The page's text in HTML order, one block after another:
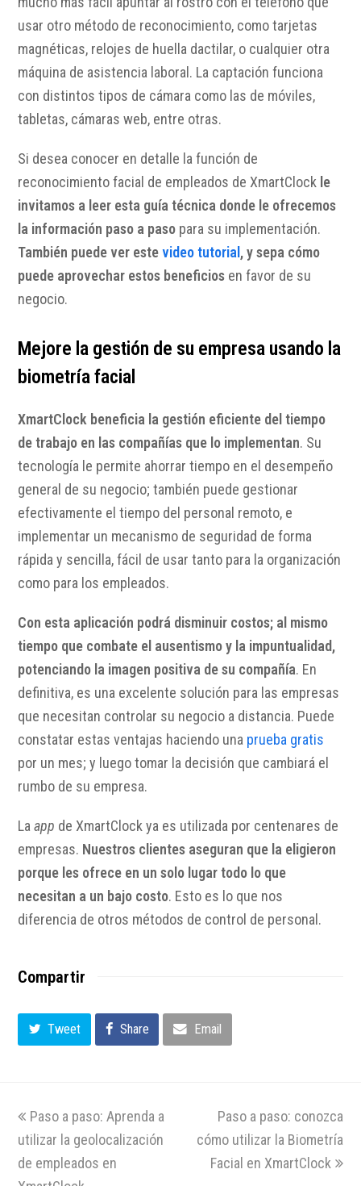
usar otro método de reconocimiento, como tarjetas
magnéticas, relojes de huella dactilar, o cualquier otra
máquina de asistencia laboral. La captación funciona
con distintos tipos de cámara como las de móviles,
tabletas, cámaras web, entre otras.
Si desea conocer en detalle la función de
reconocimiento facial de empleados de XmartClock le
invitamos a leer esta guía técnica donde le ofrecemos
la información paso a paso para su implementación.
También puede ver estevideo tutorial , y sepa cómo
puede aprovechar estos beneficios en favor de su
negocio.
Mejore la gestión de su empresa usando la
biometría facial
XmartClock beneficia la gestión eficiente del tiempo
de trabajo en las compañías que lo implementan. Su
tecnología le permite ahorrar tiempo en el desempeño
general de su negocio; también puede gestionar
efectivamente el tiempo del personal remoto, e
implementar un mecanismo de seguridad de forma
rápida y sencilla, fácil de usar tanto para la organización
como para los empleados.
Con esta aplicación podrá disminuir costos; al mismo
tiempo que combate el ausentismo y la impuntualidad,
potenciando la imagen positiva de su compañía. En
definitiva, es una excelente solución para las empresas
que necesitan controlar su negocio a distancia. Puede
constatar estas ventajas haciendo una prueba gratis
por un mes; y luego tomar la decisión que cambiará el
rumbo de su empresa.
Laapp de XmartClock ya es utilizada por centenares de
empresas. Nuestros clientes aseguran que la eligieron
porque les ofrece en un solo lugar todo lo que
necesitan a un bajo costo. Esto es lo que nos
diferencia de otros métodos de control de personal.
Compartir
Tweet Share Email
previous
post:
Paso a paso: Aprenda a
utilizar la geolocalización
de empleados en
next
post:
Paso a paso: conozca
cómo utilizar la Biometría
Facial en XmartClock